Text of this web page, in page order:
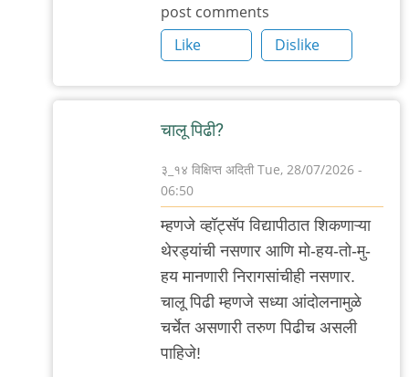
post comments
Like
Dislike
चालू पिढी?
३_१४ विक्षिप्त अदिती Tue, 28/07/2026 -
06:50
In
reply
_/\_
by
'न'वी
बाजू
म्हणजे व्हॉट्सॅप विद्यापीठात शिकणाऱ्या
थेरड्यांची नसणार आणि मो-हय-तो-मु-
हय मानणारी निरागसांचीही नसणार.
चालू पिढी म्हणजे सध्या आंदोलनामुळे
चर्चेत असणारी तरुण पिढीच असली
पाहिजे!